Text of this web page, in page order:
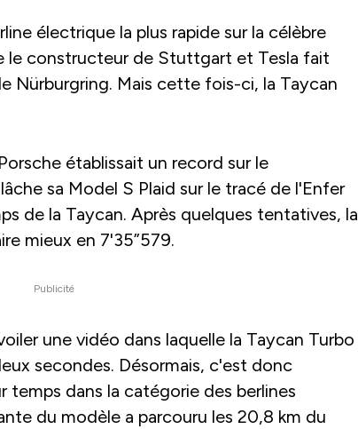
électrique la plus rapide sur la célèbre
le constructeur de Stuttgart et Tesla fait
Nürburgring. Mais cette fois-ci, la Taycan
établissait un record sur le
sa Model S Plaid sur le tracé de l'Enfer
de la Taycan. Après quelques tentatives, la
mieux en 7'35”579.
Publicité
une vidéo dans laquelle la Taycan Turbo
secondes. Désormais, c'est donc
dans la catégorie des berlines
du modèle a parcouru les 20,8 km du